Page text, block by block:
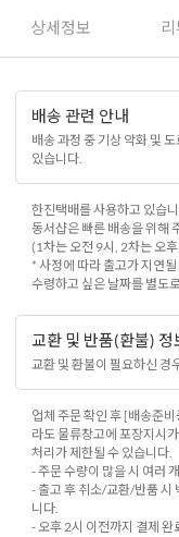
상세정보
배송 관련 안내
배송 과정 중 기상 악화 및
있습니다.
한진택배를 사용하고 있습
동서샵은 빠른 배송을 위해
(1차는 오전 9시, 2차는 오
* 사정에 따라 출고가 지연
수령하고 싶은 날짜를 별도
교환 및 반품(환불) 정
교환 및 환불이 필요하신 경
업체 주문 확인 후 [배송준
라도 물류창고에 포장지시
처리가 제한될 수 있습니다.
- 주문 수량이 많을 시 여러
- 출고 후 취소/교환/반품 시
니다.
- 오후 2시 이전까지 결제